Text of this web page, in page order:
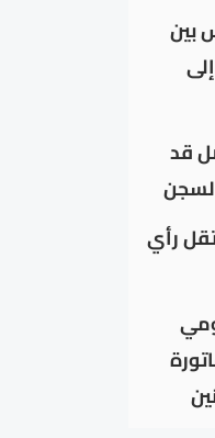
بين
قد
رأي